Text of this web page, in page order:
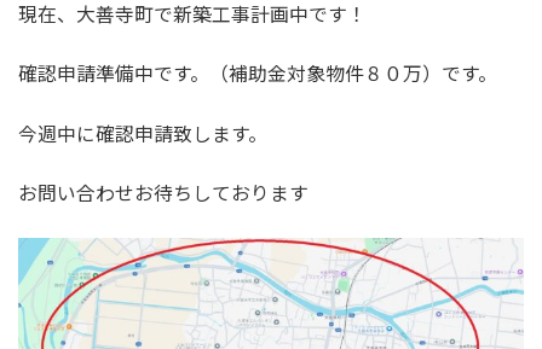
現在、大善寺町で新築工事計画中です！
確認申請準備中です。（補助金対象物件８０万）です。
今週中に確認申請致します。
お問い合わせお待ちしております